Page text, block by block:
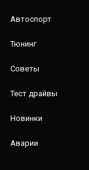
Автоспорт
Тюнинг
Советы
Тест драйвы
Новинки
Аварии